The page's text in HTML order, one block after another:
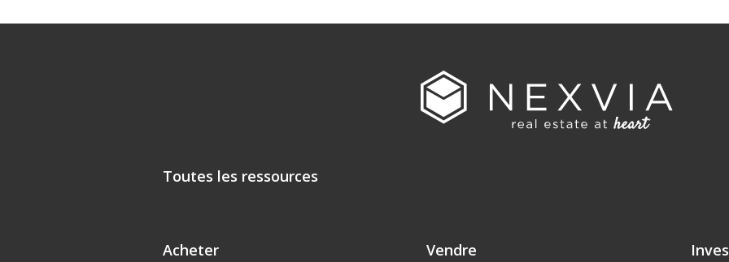
Toutes les ressources
Acheter
Vendre